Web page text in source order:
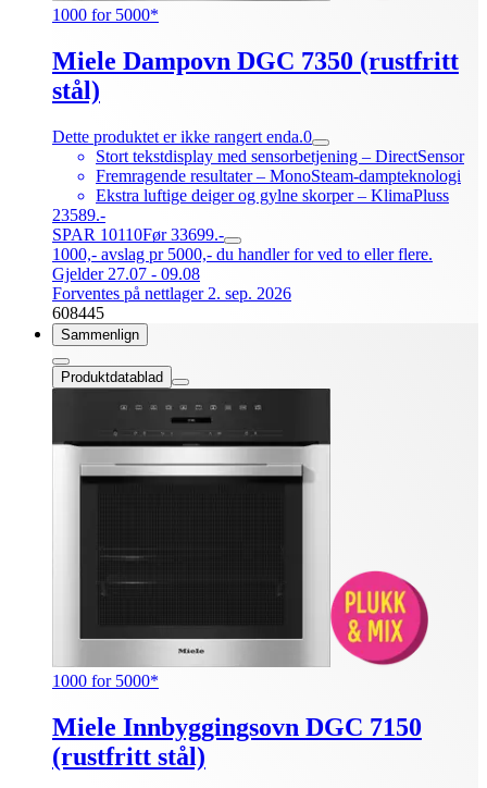
1000 for 5000*
Miele Dampovn DGC 7350 (rustfritt
stål)
Dette produktet er ikke rangert enda.0
Stort tekstdisplay med sensorbetjening – DirectSensor
Fremragende resultater – MonoSteam-dampteknologi
Ekstra luftige deiger og gylne skorper – KlimaPluss
23589.-
SPAR 10110Før 33699.-
1000,- avslag pr 5000,- du handler for ved to eller flere.
Gjelder 27.07 - 09.08
Forventes på nettlager 2. sep. 2026
608445
Sammenlign
Produktdatablad
1000 for 5000*
Miele Innbyggingsovn DGC 7150
(rustfritt stål)